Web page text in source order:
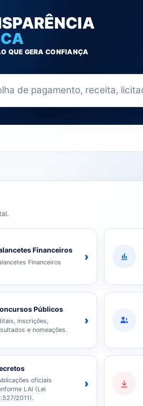
QUE GERA CONFIANÇA
Financeiros
Financeiros ›
Públicos
inscrições,
e nomeações.
›
oficiais
LAI (Lei
2011).
›